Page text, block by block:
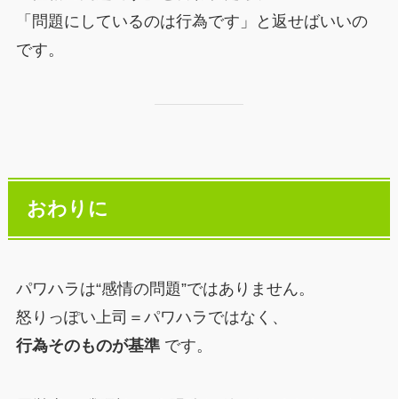
「問題にしているのは行為です」と返せばいいの
です。
おわりに
パワハラは“感情の問題”ではありません。
怒りっぽい上司＝パワハラではなく、
行為そのものが基準です。